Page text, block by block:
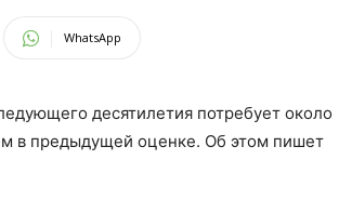
WhatsApp
десятилетия потребует около
в предыдущей оценке. Об этом пишет